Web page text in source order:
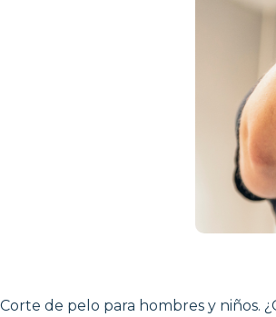
Corte de pelo para hombres y niños.